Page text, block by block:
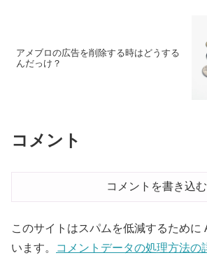
アメブロの広告を削除する時はどうする
んだっけ？
コメント
コメントを書き込む
このサイトはスパムを低減するために
います。
コメントデータの処理方法の